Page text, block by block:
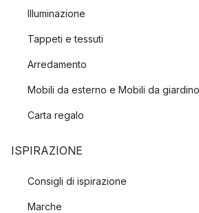
Illuminazione
Tappeti e tessuti
Arredamento
Mobili da esterno e Mobili da giardino
Carta regalo
ISPIRAZIONE
Consigli di ispirazione
Marche